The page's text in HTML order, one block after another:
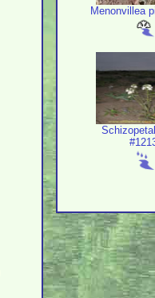
Menonvillea